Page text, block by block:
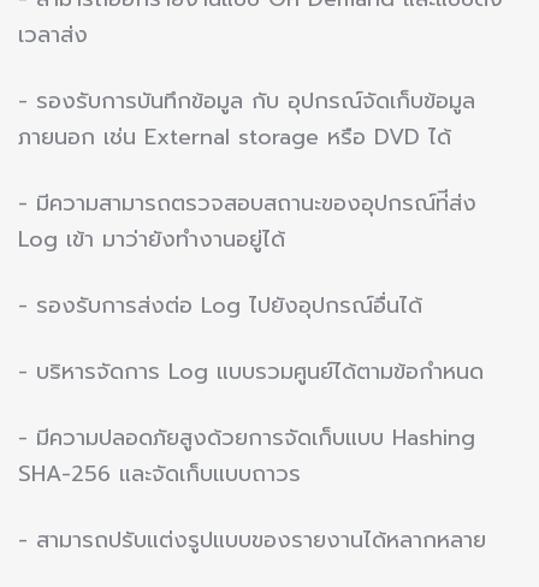
เวลาส่ง
- รองรับการบันทึกข้อมูล กับ อุปกรณ์จัดเก็บข้อมูล
ภายนอก เช่น External storage หรือ DVD ได้
- มีความสามารถตรวจสอบสถานะของอุปกรณ์ท่ีส่ง
Log เข้า มาว่ายังทํางานอยู่ได้
- รองรับการส่งต่อ Log ไปยังอุปกรณ์อื่นได้
- บริหารจัดการ Log แบบรวมศูนย์ได้ตามข้อกําหนด
- มีความปลอดภัยสูงด้วยการจัดเก็บแบบ Hashing
SHA-256 และจัดเก็บแบบถาวร
- สามารถปรับแต่งรูปแบบของรายงานได้หลากหลาย